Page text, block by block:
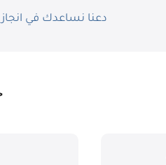
دعنا نساعدك في